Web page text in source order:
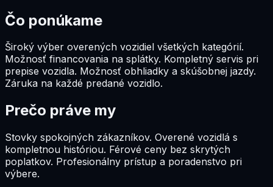
Čo ponúkame
Široký výber overených vozidiel všetkých kategórií.
Možnosť financovania na splátky. Kompletný servis pri
prepise vozidla. Možnosť obhliadky a skúšobnej jazdy.
Záruka na každé predané vozidlo.
Prečo práve my
Stovky spokojných zákazníkov. Overené vozidlá s
kompletnou históriou. Férové ceny bez skrytých
poplatkov. Profesionálny prístup a poradenstvo pri
výbere.